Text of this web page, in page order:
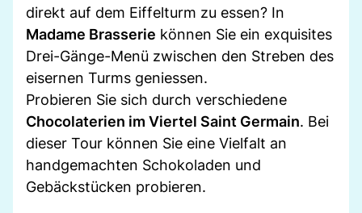
direkt auf dem Eiffelturm zu essen? In
Madame Brasserie können Sie ein exquisites
Drei-Gänge-Menü zwischen den Streben des
eisernen Turms geniessen.
Probieren Sie sich durch verschiedene
Chocolaterien im Viertel Saint Germain. Bei
dieser Tour können Sie eine Vielfalt an
handgemachten Schokoladen und
Gebäckstücken probieren.